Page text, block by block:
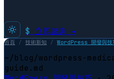
$ 立即諮詢 →
首頁 / 技術新知 / WordPress 開發與技
~/blog/wordpress-
guide.md